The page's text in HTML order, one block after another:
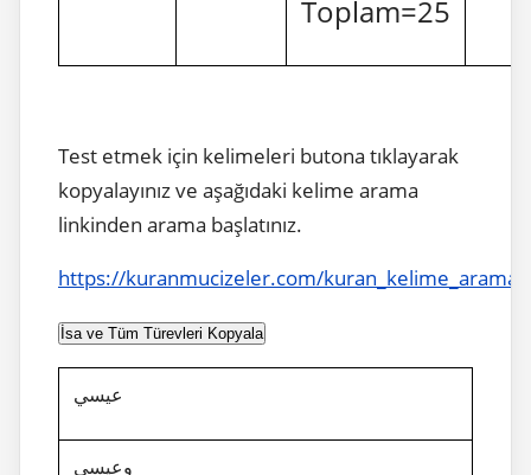
Toplam=25
Test etmek için kelimeleri butona tıklayarak
kopyalayınız ve aşağıdaki kelime arama
linkinden arama başlatınız.
https://kuranmucizeler.com/
İsa ve Tüm Türevleri Kopyala
عيسي
وعيسي